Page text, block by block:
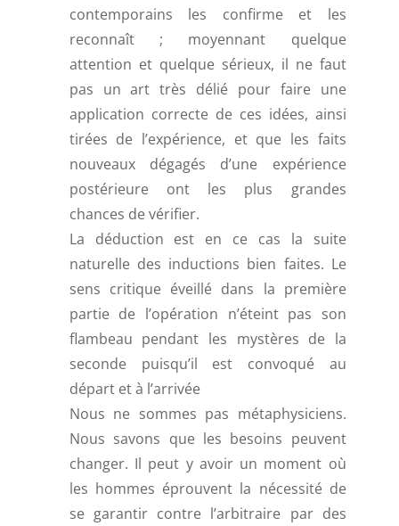
contemporains les confirme et les
reconnaît ; moyennant quelque
attention et quelque sérieux, il ne faut
pas un art très délié pour faire une
application correcte de ces idées, ainsi
tirées de l’expérience, et que les faits
nouveaux dégagés d’une expérience
postérieure ont les plus grandes
chances de vérifier.
La déduction est en ce cas la suite
naturelle des inductions bien faites. Le
sens critique éveillé dans la première
partie de l’opération n’éteint pas son
flambeau pendant les mystères de la
seconde puisqu’il est convoqué au
départ et à l’arrivée
Nous ne sommes pas métaphysiciens.
Nous savons que les besoins peuvent
changer. Il peut y avoir un moment où
les hommes éprouvent la nécessité de
se garantir contre l’arbitraire par des